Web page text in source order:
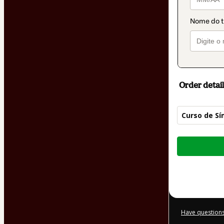
Order
Curso de
Total
Have